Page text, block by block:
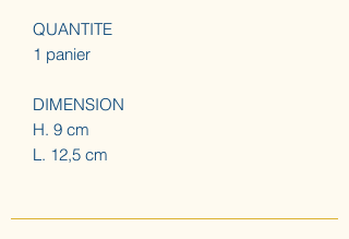
QUANTITE
1 panier
DIMENSION
H. 9 cm
L. 12,5 cm